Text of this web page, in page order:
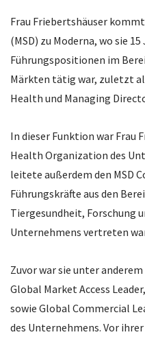
Frau Friebertshäuser
(MSD) zu Moderna, wo sie
Führungspositionen im
Märkten tätig war, zuletzt
Health und Managing
In dieser Funktion war Frau
Health Organization des
leitete außerdem den MSD
Führungskräfte aus den
Tiergesundheit, Forschung
Unternehmens vertreten
Zuvor war sie unter
Global Market Access
sowie Global Commercial
des Unternehmens. Vor